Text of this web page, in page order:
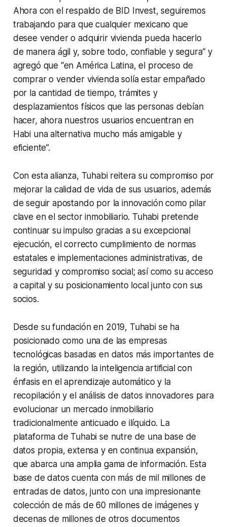
Ahora con el respaldo de BID Invest, seguiremos
trabajando para que cualquier mexicano que
desee vender o adquirir vivienda pueda hacerlo
de manera ágil y, sobre todo, confiable y segura” y
agregó que “en América Latina, el proceso de
comprar o vender vivienda solía estar empañado
por la cantidad de tiempo, trámites y
desplazamientos físicos que las personas debían
hacer, ahora nuestros usuarios encuentran en
Habi una alternativa mucho más amigable y
eficiente”.
Con esta alianza, Tuhabi reitera su compromiso por
mejorar la calidad de vida de sus usuarios, además
de seguir apostando por la innovación como pilar
clave en el sector inmobiliario. Tuhabi pretende
continuar su impulso gracias a su excepcional
ejecución, el correcto cumplimiento de normas
estatales e implementaciones administrativas, de
seguridad y compromiso social; así como su acceso
a capital y su posicionamiento local junto con sus
socios.
Desde su fundación en 2019, Tuhabi se ha
posicionado como una de las empresas
tecnológicas basadas en datos más importantes de
la región, utilizando la inteligencia artificial con
énfasis en el aprendizaje automático y la
recopilación y el análisis de datos innovadores para
evolucionar un mercado inmobiliario
tradicionalmente anticuado e ilíquido. La
plataforma de Tuhabi se nutre de una base de
datos propia, extensa y en continua expansión,
que abarca una amplia gama de información. Esta
base de datos cuenta con más de mil millones de
entradas de datos, junto con una impresionante
colección de más de 60 millones de imágenes y
decenas de millones de otros documentos